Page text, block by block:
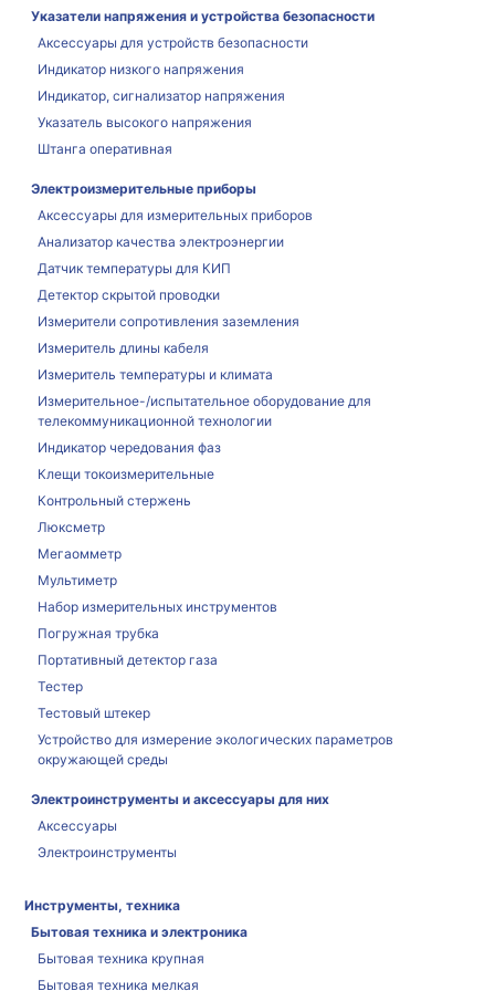
Указатели напряжения и устройства безопасности
Аксессуары для устройств безопасности
Индикатор низкого напряжения
Индикатор, сигнализатор напряжения
Указатель высокого напряжения
Штанга оперативная
Электроизмерительные приборы
Аксессуары для измерительных приборов
Анализатор качества электроэнергии
Датчик температуры для КИП
Детектор скрытой проводки
Измерители сопротивления заземления
Измеритель длины кабеля
Измеритель температуры и климата
Измерительное-/испытательное оборудование для
телекоммуникационной технологии
Индикатор чередования фаз
Клещи токоизмерительные
Контрольный стержень
Люксметр
Мегаомметр
Мультиметр
Набор измерительных инструментов
Погружная трубка
Портативный детектор газа
Тестер
Тестовый штекер
Устройство для измерение экологических параметров
окружающей среды
Электроинструменты и аксессуары для них
Аксессуары
Электроинструменты
Инструменты, техника
Бытовая техника и электроника
Бытовая техника крупная
Бытовая техника мелкая